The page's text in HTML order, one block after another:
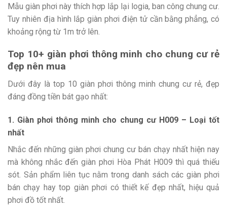
Mẫu giàn phơi này thích hợp lắp lại logia, ban công chung cư.
Tuy nhiên địa hình lắp giàn phơi điện tử cần bằng phẳng, có
khoảng rộng từ 1m trở lên.
Top 10+ giàn phơi thông minh cho chung cư rẻ
đẹp nên mua
Dưới đây là top 10 giàn phơi thông minh chung cư rẻ, đẹp
đáng đồng tiền bát gạo nhất:
1. Giàn phơi thông minh cho chung cư H009 – Loại tốt
nhất
Nhắc đến những giàn phơi chung cư bán chạy nhất hiện nay
mà không nhắc đến giàn phơi Hòa Phát H009 thì quá thiếu
sót. Sản phẩm liên tục nằm trong danh sách các giàn phơi
bán chạy hay top giàn phơi có thiết kế đẹp nhất, hiệu quả
phơi đồ tốt nhất.